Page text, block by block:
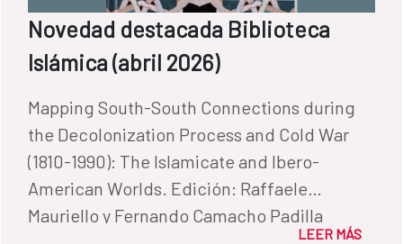
Novedad destacada Biblioteca
Islámica (abril 2026)
Mapping South-South Connections during
the Decolonization Process and Cold War
(1810-1990): The Islamicate and Ibero-
American Worlds. Edición: Raffaele
Mauriello y Fernando Camacho Padilla
LEER MÁS